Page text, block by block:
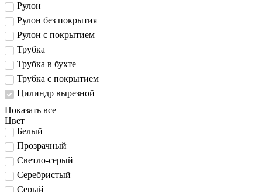
Рулон
Рулон без покрытия
Рулон с покрытием
Трубка
Трубка в бухте
Трубка с покрытием
Цилиндр вырезной
Показать все
Цвет
Белый
Прозрачный
Светло-серый
Серебристый
Серый